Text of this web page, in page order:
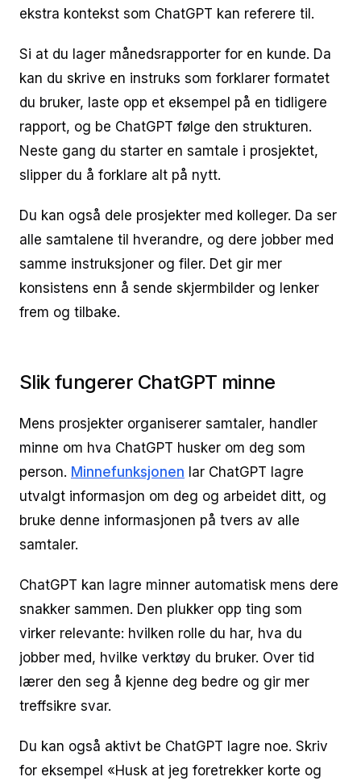
ekstra kontekst som ChatGPT kan referere til.
Si at du lager månedsrapporter for en kunde. Da
kan du skrive en instruks som forklarer formatet
du bruker, laste opp et eksempel på en tidligere
rapport, og be ChatGPT følge den strukturen.
Neste gang du starter en samtale i prosjektet,
slipper du å forklare alt på nytt.
Du kan også dele prosjekter med kolleger. Da ser
alle samtalene til hverandre, og dere jobber med
samme instruksjoner og filer. Det gir mer
konsistens enn å sende skjermbilder og lenker
frem og tilbake.
Slik fungerer ChatGPT minne
Mens prosjekter organiserer samtaler, handler
minne om hva ChatGPT husker om deg som
person. Minnefunksjonen lar ChatGPT lagre
utvalgt informasjon om deg og arbeidet ditt, og
bruke denne informasjonen på tvers av alle
samtaler.
ChatGPT kan lagre minner automatisk mens dere
snakker sammen. Den plukker opp ting som
virker relevante: hvilken rolle du har, hva du
jobber med, hvilke verktøy du bruker. Over tid
lærer den seg å kjenne deg bedre og gir mer
treffsikre svar.
Du kan også aktivt be ChatGPT lagre noe. Skriv
for eksempel «Husk at jeg foretrekker korte og